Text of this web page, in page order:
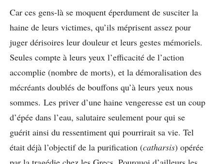
Car ces gens-là se moquent éperdument de susciter la
haine de leurs victimes, qu’ils méprisent assez pour
juger dérisoires leur douleur et leurs gestes mémoriels.
Seules compte à leurs yeux l’efficacité de l’action
accomplie (nombre de morts), et la démoralisation des
mécréants doublés de bouffons qu’à leurs yeux nous
sommes. Les priver d’une haine vengeresse est un coup
d’épée dans l’eau, salutaire seulement pour qui se
guérit ainsi du ressentiment qui pourrirait sa vie. Tel
était déjà l’objectif de la purification (catharsis) opérée